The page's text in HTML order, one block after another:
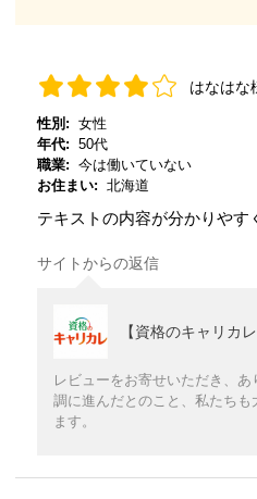
はなはな
性別: 女性
年代: 50代
職業: 今は働いていない
お住まい: 北海道
テキストの内容が分かりや
サイトからの返信
【資格のキャリカ
レビューをお寄せいただき、
調に進んだとのこと、私たち
ます。